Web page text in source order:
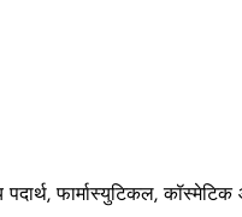
फार्मास्युटिकल, कॉस्मेटिक